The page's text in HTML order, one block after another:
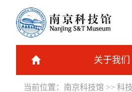
关于我们
当前位置： 南京科技馆 >> 科